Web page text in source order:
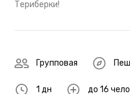
Териберки!
Групповая
1 дн до 16